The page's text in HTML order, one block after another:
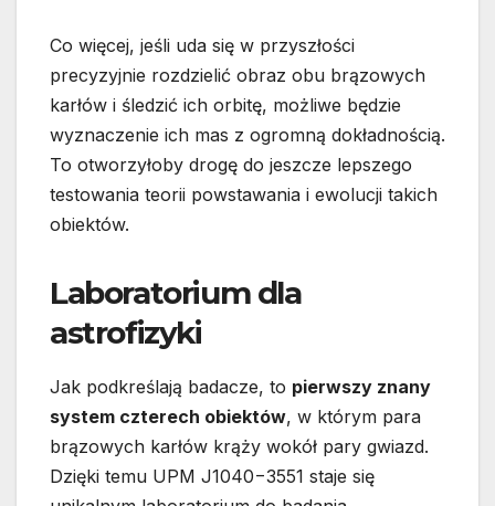
Co więcej, jeśli uda się w przyszłości
precyzyjnie rozdzielić obraz obu brązowych
karłów i śledzić ich orbitę, możliwe będzie
wyznaczenie ich mas z ogromną dokładnością.
To otworzyłoby drogę do jeszcze lepszego
testowania teorii powstawania i ewolucji takich
obiektów.
Laboratorium dla
astrofizyki
Jak podkreślają badacze, to pierwszy znany
system czterech obiektów, w którym para
brązowych karłów krąży wokół pary gwiazd.
Dzięki temu UPM J1040−3551 staje się